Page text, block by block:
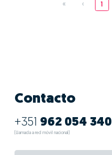
« ‹ 1
Contacto
+351 962 054 340
(Llamada a red móvil nacional)